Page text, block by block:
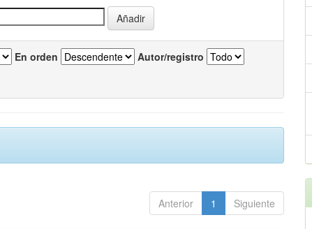
En orden Autor/registro
Anterior 1 Siguiente